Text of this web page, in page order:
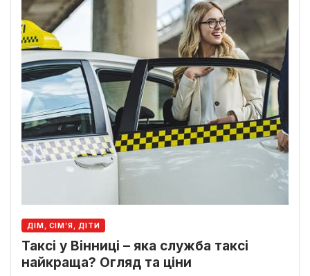
ДІМ, СІМ’Я, ДІТИ
Таксі у Вінниці – яка служба таксі
найкраща? Огляд та ціни